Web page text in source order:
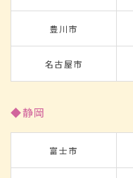
豊川市
名古屋市
◆静岡
富士市